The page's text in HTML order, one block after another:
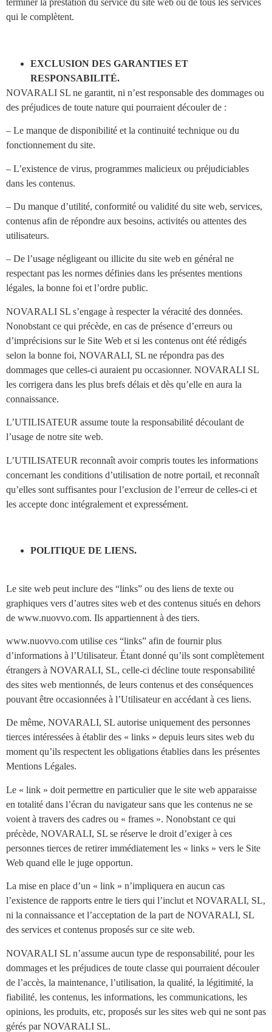
terminer la prestation du service du site web ou de tous les services
qui le complètent.
EXCLUSION DES GARANTIES ET
RESPONSABILITÉ.
NOVARALI SL ne garantit, ni n’est responsable des dommages ou
des préjudices de toute nature qui pourraient découler de :
– Le manque de disponibilité et la continuité technique ou du
fonctionnement du site.
– L’existence de virus, programmes malicieux ou préjudiciables
dans les contenus.
– Du manque d’utilité, conformité ou validité du site web, services,
contenus afin de répondre aux besoins, activités ou attentes des
utilisateurs.
– De l’usage négligeant ou illicite du site web en général ne
respectant pas les normes définies dans les présentes mentions
légales, la bonne foi et l’ordre public.
NOVARALI SL s’engage à respecter la véracité des données.
Nonobstant ce qui précède, en cas de présence d’erreurs ou
d’imprécisions sur le Site Web et si les contenus ont été rédigés
selon la bonne foi, NOVARALI, SL ne répondra pas des
dommages que celles-ci auraient pu occasionner. NOVARALI SL
les corrigera dans les plus brefs délais et dès qu’elle en aura la
connaissance.
L’UTILISATEUR assume toute la responsabilité découlant de
l’usage de notre site web.
L’UTILISATEUR reconnaît avoir compris toutes les informations
concernant les conditions d’utilisation de notre portail, et reconnaît
qu’elles sont suffisantes pour l’exclusion de l’erreur de celles-ci et
les accepte donc intégralement et expressément.
POLITIQUE DE LIENS.
Le site web peut inclure des “links” ou des liens de texte ou
graphiques vers d’autres sites web et des contenus situés en dehors
de www.nuovvo.com. Ils appartiennent à des tiers.
www.nuovvo.com utilise ces “links” afin de fournir plus
d’informations à l’Utilisateur. Étant donné qu’ils sont complètement
étrangers à NOVARALI, SL, celle-ci décline toute responsabilité
des sites web mentionnés, de leurs contenus et des conséquences
pouvant être occasionnées à l’Utilisateur en accédant à ces liens.
De même, NOVARALI, SL autorise uniquement des personnes
tierces intéressées à établir des « links » depuis leurs sites web du
moment qu’ils respectent les obligations établies dans les présentes
Mentions Légales.
Le « link » doit permettre en particulier que le site web apparaisse
en totalité dans l’écran du navigateur sans que les contenus ne se
voient à travers des cadres ou « frames ». Nonobstant ce qui
précède, NOVARALI, SL se réserve le droit d’exiger à ces
personnes tierces de retirer immédiatement les « links » vers le Site
Web quand elle le juge opportun.
La mise en place d’un « link » n’impliquera en aucun cas
l’existence de rapports entre le tiers qui l’inclut et NOVARALI, SL,
ni la connaissance et l’acceptation de la part de NOVARALI, SL
des services et contenus proposés sur ce site web.
NOVARALI SL n’assume aucun type de responsabilité, pour les
dommages et les préjudices de toute classe qui pourraient découler
de l’accès, la maintenance, l’utilisation, la qualité, la légitimité, la
fiabilité, les contenus, les informations, les communications, les
opinions, les produits, etc, proposés sur les sites web qui ne sont pas
gérés par NOVARALI SL.